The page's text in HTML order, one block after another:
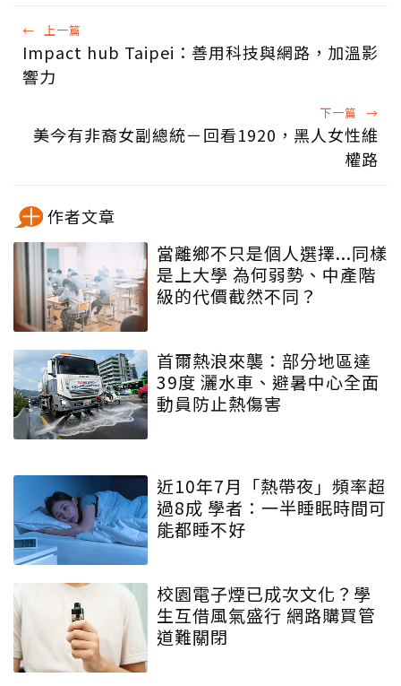
← 上一篇
Impact hub Taipei：善用科技與網路，加溫影
響力
下一篇 →
美今有非裔女副總統－回看1920，黑人女性維
權路
作者文章
當離鄉不只是個人選擇...同樣
是上大學 為何弱勢、中產階
級的代價截然不同？
首爾熱浪來襲：部分地區達
39度 灑水車、避暑中心全面
動員防止熱傷害
近10年7月「熱帶夜」頻率超
過8成 學者：一半睡眠時間可
能都睡不好
校園電子煙已成次文化？學
生互借風氣盛行 網路購買管
道難關閉